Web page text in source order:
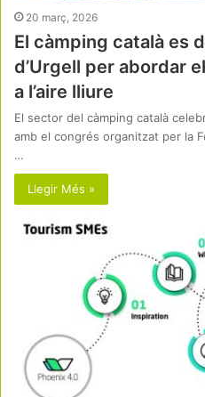
20 març, 2026
El càmping català es
d’Urgell per abordar
a l’aire lliure
El sector del càmping català
amb el congrés organitzat per la
…
Llegir Més »